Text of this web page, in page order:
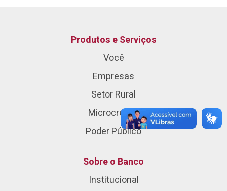
Produtos e Serviços
Você
Empresas
Setor Rural
Microcrédito
Poder Público
Sobre o Banco
Institucional